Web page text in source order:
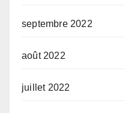
septembre 2022
août 2022
juillet 2022